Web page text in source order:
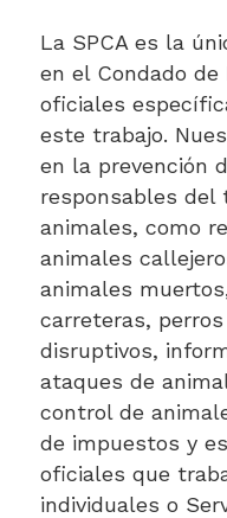
La SPCA es la
en el Condado
oficiales
este trabajo.
en la prevención
responsables del
animales, como
animales
animales
carreteras,
disruptivos,
ataques de
control de
de impuestos y
oficiales que
individuales o